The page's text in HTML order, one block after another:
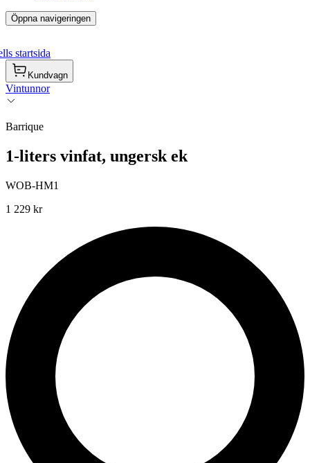
Öppna navigeringen
startsida
Kundvagn
Vintunnor
Barrique
1-liters vinfat, ungersk ek
WOB-HM1
1 229 kr